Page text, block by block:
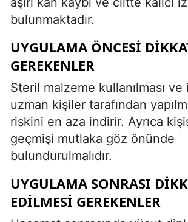
bulunmaktadır.
UYGULAMA ÖNCESI
GEREKENLER
Steril malzeme kullanılması ve
uzman kişiler tarafından
riskini en aza indirir. Ayrıca
geçmişi mutlaka göz önünde
bulundurulmalıdır.
UYGULAMA SONRASI
EDILMESI GEREKENLER